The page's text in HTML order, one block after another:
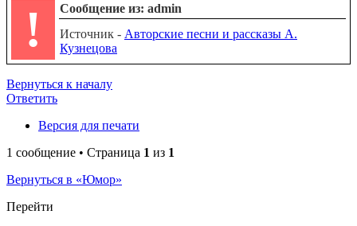
!
Сообщение из: admin
Источник - Авторские песни и рассказы А.
Кузнецова
Вернуться к началу
Ответить
Версия для печати
1 сообщение • Страница 1 из 1
Вернуться в «Юмор»
Перейти